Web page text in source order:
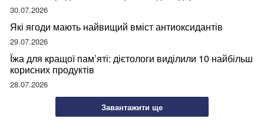
30.07.2026
Які ягоди мають найвищий вміст антиоксидантів
29.07.2026
Їжа для кращої пам’яті: дієтологи виділили 10 найбільш
корисних продуктів
28.07.2026
Завантажити ще